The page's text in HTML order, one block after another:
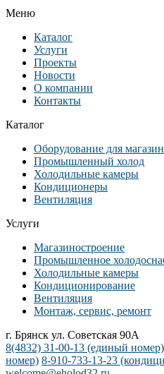
Меню
Каталог
Услуги
Проекты
Новости
О компании
Контакты
Каталог
Оборудование для
Промышленный холод
Холодильные камеры
Кондиционеры
Вентиляция
Услуги
Магазиностроение
Промышленное
Холодильные камеры
Кондиционирование
Вентиляция
Монтаж, сервис, ремонт
г. Брянск ул. Советская 90А
8(4832) 31-00-13 (единый номер)
номер) 8-910-733-13-23